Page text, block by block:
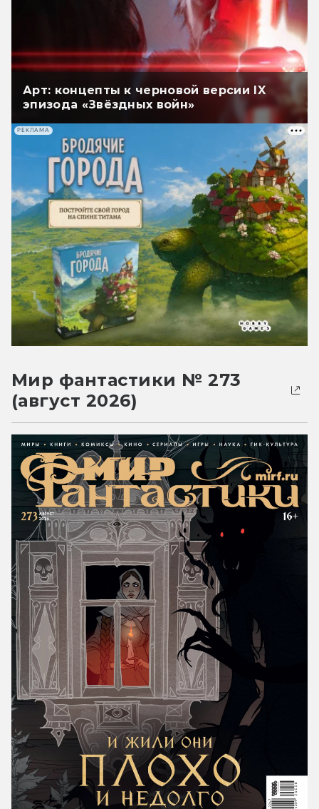
Арт: концепты к черновой версии IX
эпизода «Звёздных войн»
РЕКЛАМА
Мир фантастики № 273
(август 2026)